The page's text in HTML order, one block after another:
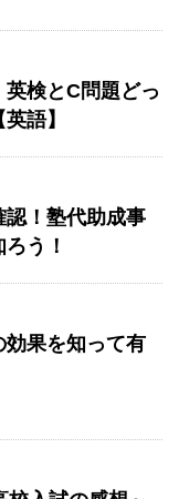
英検とC問題どっ
語】
認！塾代助成事
う！
果を知って有